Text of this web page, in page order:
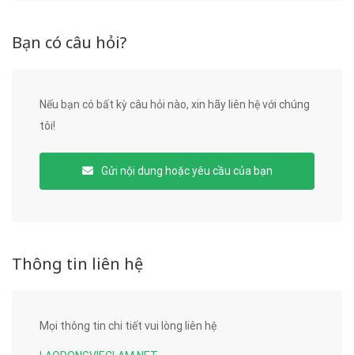
Bạn có câu hỏi?
Nếu bạn có bất kỳ câu hỏi nào, xin hãy liên hệ với chúng
tôi!
Gửi nội dung hoặc yêu cầu của bạn
Thông tin liên hệ
Mọi thông tin chi tiết vui lòng liên hệ